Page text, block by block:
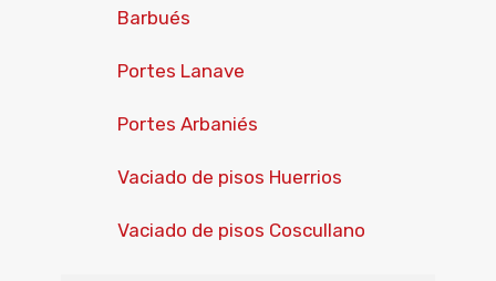
Barbués
Portes Lanave
Portes Arbaniés
Vaciado de pisos Huerrios
Vaciado de pisos Coscullano